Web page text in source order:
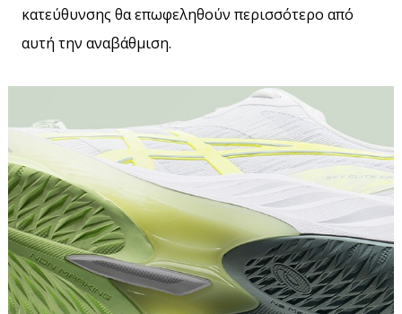
κατεύθυνσης θα επωφεληθούν περισσότερο από
αυτή την αναβάθμιση.